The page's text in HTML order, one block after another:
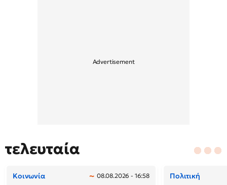
τελευταία
Κοινωνία 08.08.2026 - 16:58 Πολιτική